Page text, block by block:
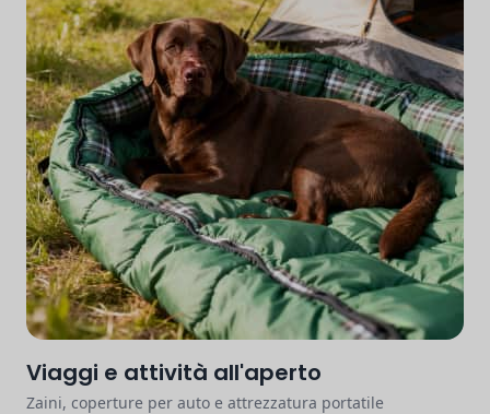
Viaggi e attività all'aperto
Zaini, coperture per auto e attrezzatura portatile